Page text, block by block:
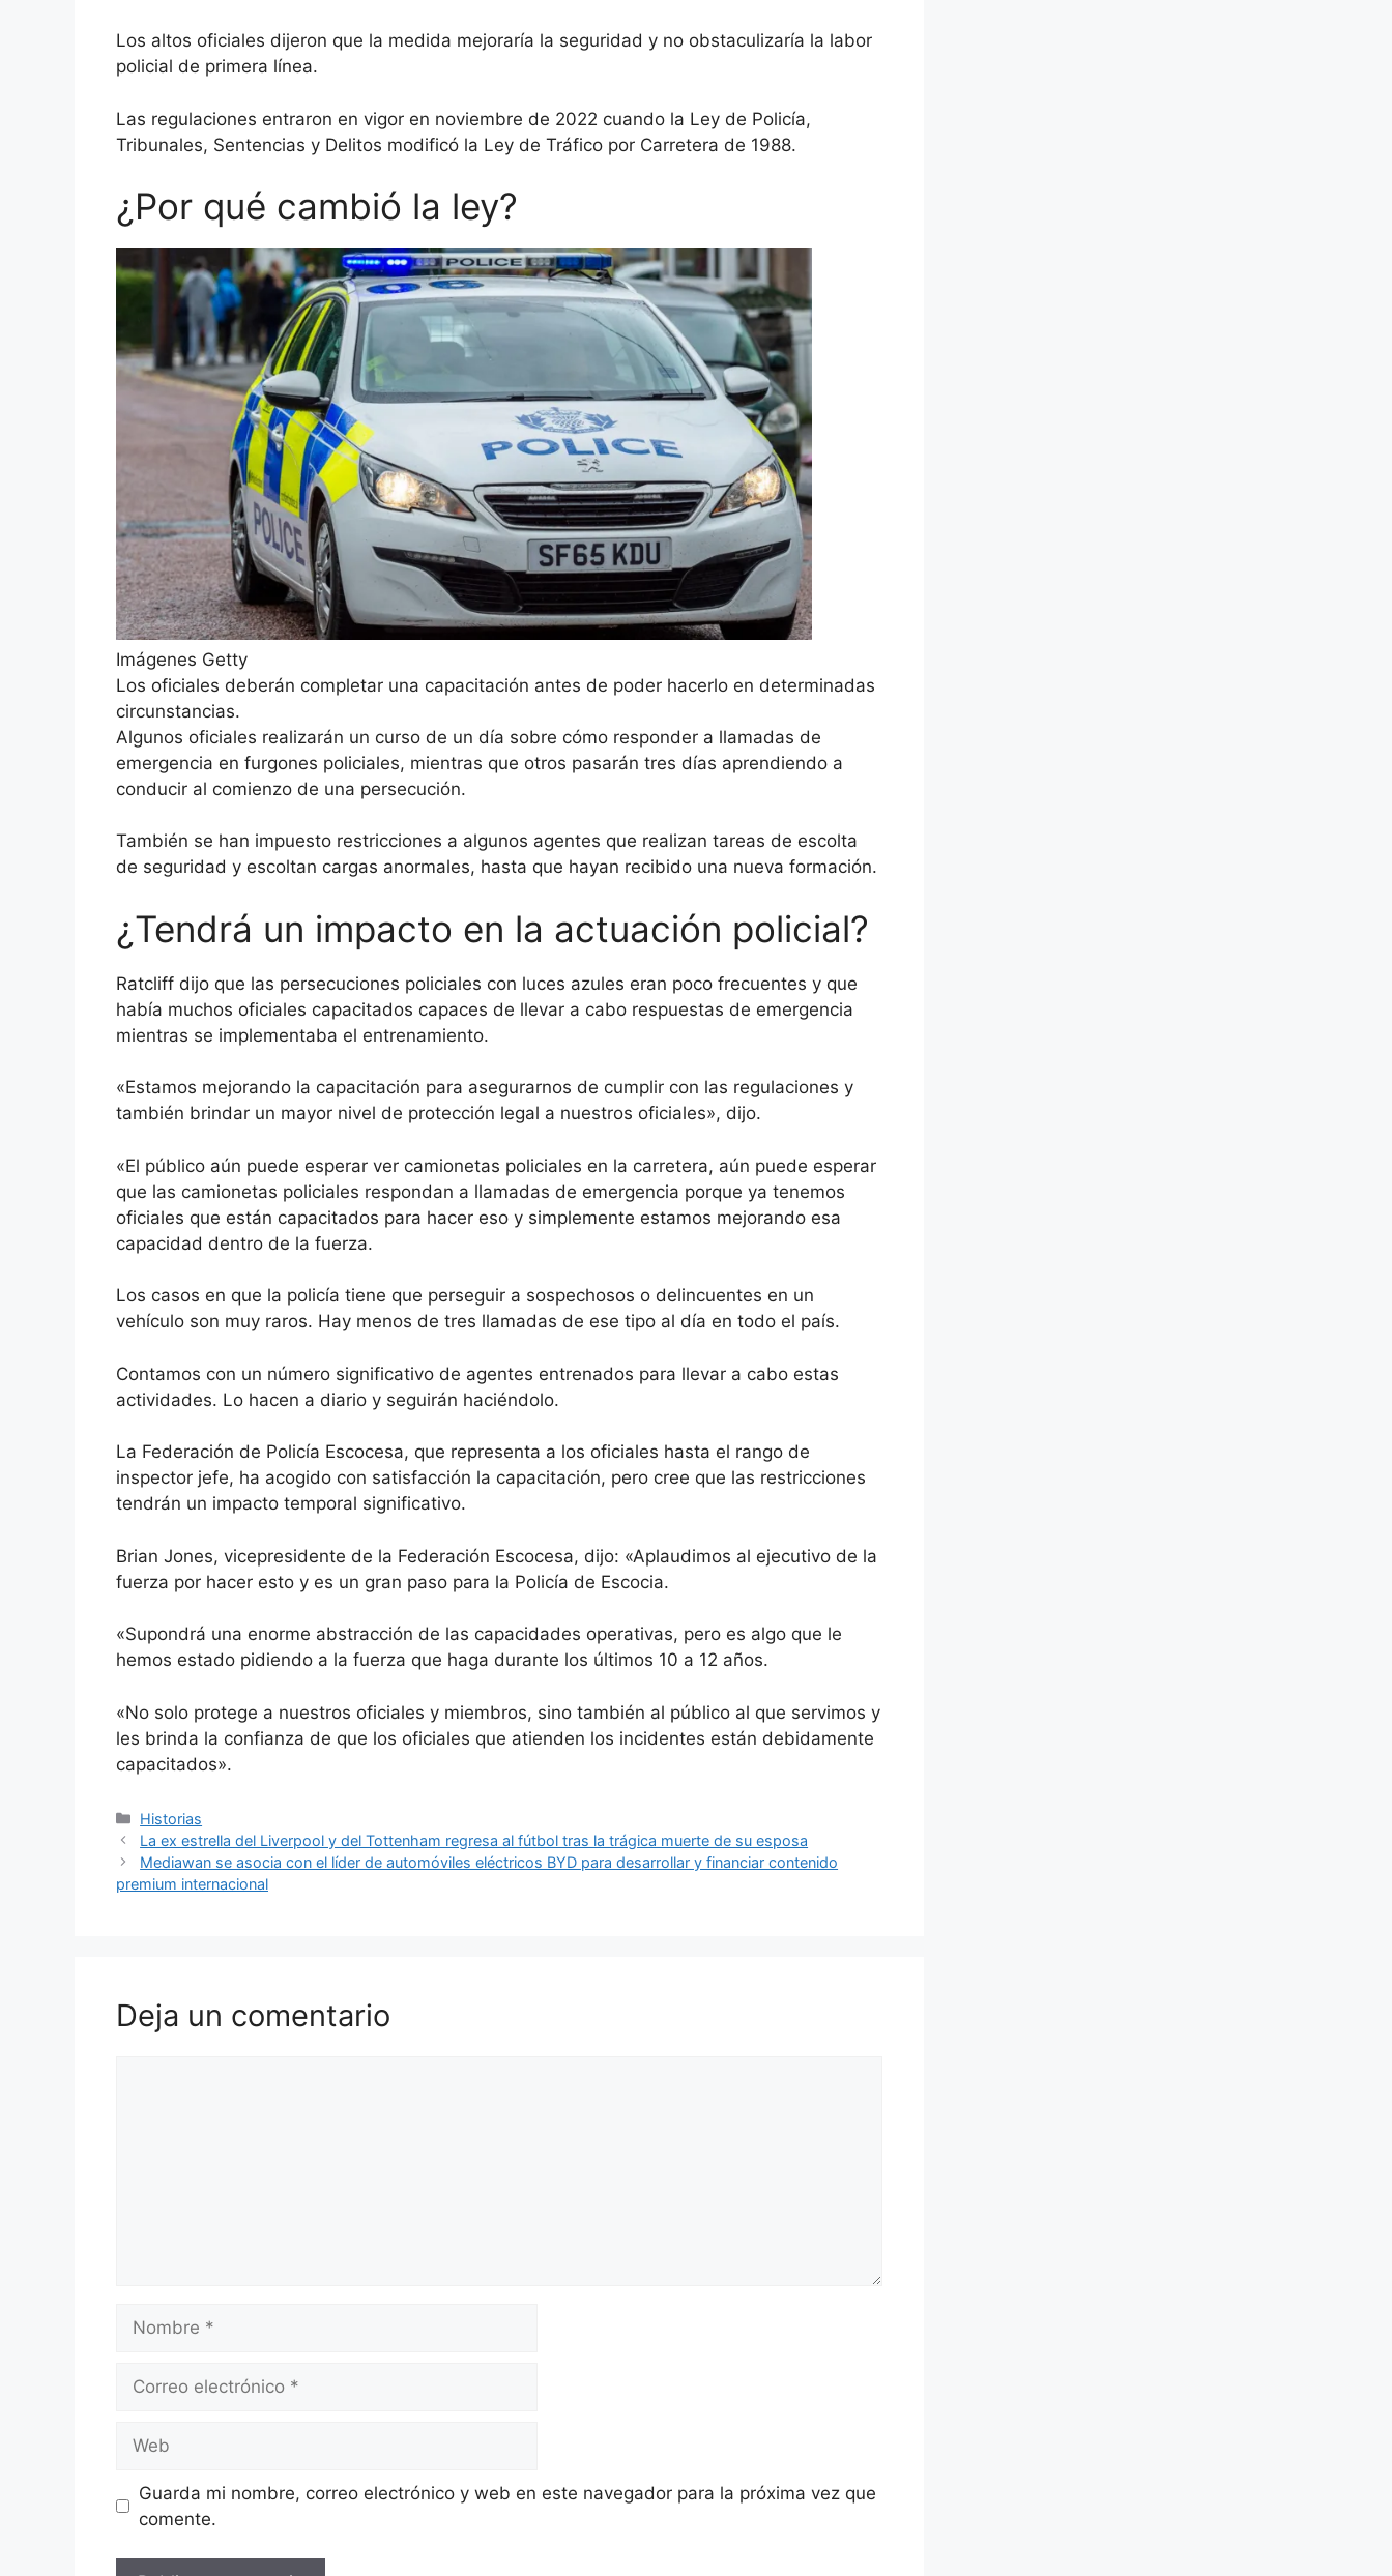
Los altos oficiales dijeron que la medida mejoraría la seguridad y no obstaculizaría la labor
policial de primera línea.
Las regulaciones entraron en vigor en noviembre de 2022 cuando la Ley de Policía,
Tribunales, Sentencias y Delitos modificó la Ley de Tráfico por Carretera de 1988.
¿Por qué cambió la ley?
Imágenes Getty
Los oficiales deberán completar una capacitación antes de poder hacerlo en determinadas
circunstancias.
Algunos oficiales realizarán un curso de un día sobre cómo responder a llamadas de
emergencia en furgones policiales, mientras que otros pasarán tres días aprendiendo a
conducir al comienzo de una persecución.
También se han impuesto restricciones a algunos agentes que realizan tareas de escolta
de seguridad y escoltan cargas anormales, hasta que hayan recibido una nueva formación.
¿Tendrá un impacto en la actuación policial?
Ratcliff dijo que las persecuciones policiales con luces azules eran poco frecuentes y que
había muchos oficiales capacitados capaces de llevar a cabo respuestas de emergencia
mientras se implementaba el entrenamiento.
«Estamos mejorando la capacitación para asegurarnos de cumplir con las regulaciones y
también brindar un mayor nivel de protección legal a nuestros oficiales», dijo.
«El público aún puede esperar ver camionetas policiales en la carretera, aún puede esperar
que las camionetas policiales respondan a llamadas de emergencia porque ya tenemos
oficiales que están capacitados para hacer eso y simplemente estamos mejorando esa
capacidad dentro de la fuerza.
Los casos en que la policía tiene que perseguir a sospechosos o delincuentes en un
vehículo son muy raros. Hay menos de tres llamadas de ese tipo al día en todo el país.
Contamos con un número significativo de agentes entrenados para llevar a cabo estas
actividades. Lo hacen a diario y seguirán haciéndolo.
La Federación de Policía Escocesa, que representa a los oficiales hasta el rango de
inspector jefe, ha acogido con satisfacción la capacitación, pero cree que las restricciones
tendrán un impacto temporal significativo.
Brian Jones, vicepresidente de la Federación Escocesa, dijo: «Aplaudimos al ejecutivo de la
fuerza por hacer esto y es un gran paso para la Policía de Escocia.
«Supondrá una enorme abstracción de las capacidades operativas, pero es algo que le
hemos estado pidiendo a la fuerza que haga durante los últimos 10 a 12 años.
«No solo protege a nuestros oficiales y miembros, sino también al público al que servimos y
les brinda la confianza de que los oficiales que atienden los incidentes están debidamente
capacitados».
Categorías
Historias
La ex estrella del Liverpool y del Tottenham regresa al fútbol tras la trágica muerte de su esposa
Mediawan se asocia con el líder de automóviles eléctricos BYD para desarrollar y financiar contenido
premium internacional
Deja un comentario
electrónico
Guarda mi nombre, correo electrónico y web en este navegador para la próxima vez que
comente.